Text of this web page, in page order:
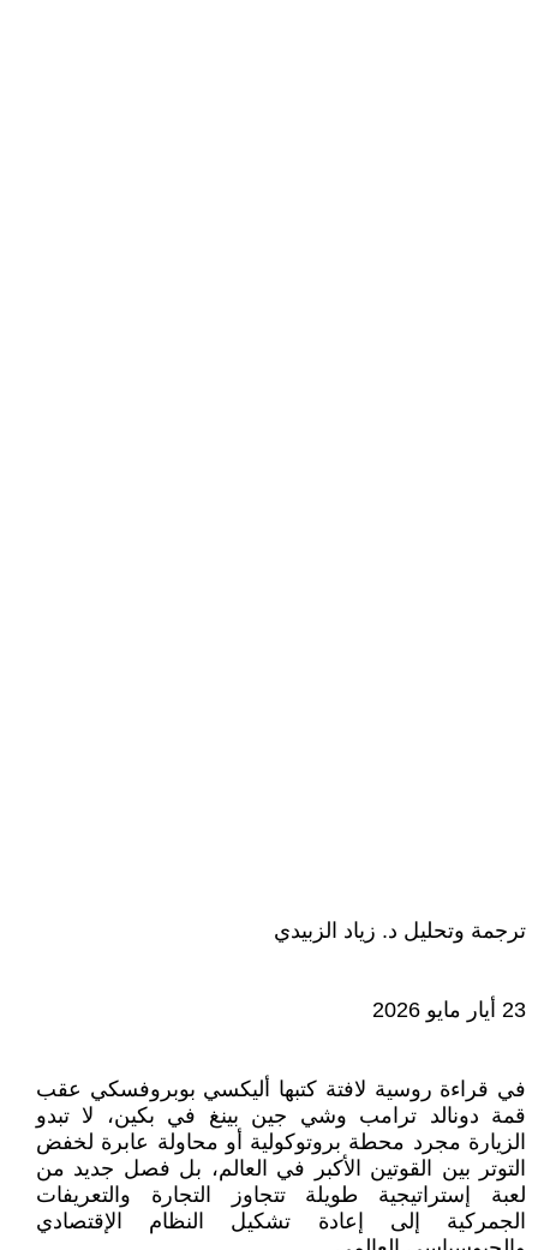
ترجمة وتحليل د. زياد الزبيدي
23 أيار مايو 2026
في قراءة روسية لافتة كتبها أليكسي بوبروفسكي عقب
قمة دونالد ترامب وشي جين بينغ في بكين، لا تبدو
الزيارة مجرد محطة بروتوكولية أو محاولة عابرة لخفض
التوتر بين القوتين الأكبر في العالم، بل فصل جديد من
لعبة إستراتيجية طويلة تتجاوز التجارة والتعريفات
الجمركية إلى إعادة تشكيل النظام الإقتصادي